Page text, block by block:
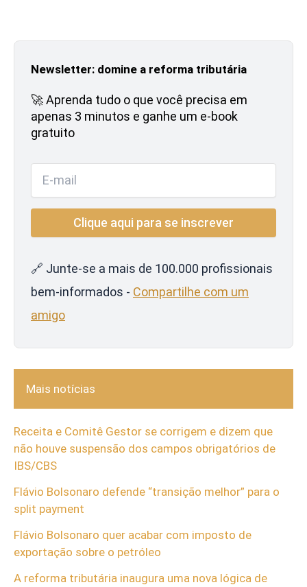
Newsletter: domine a reforma tributária
🚀 Aprenda tudo o que você precisa em
apenas 3 minutos e ganhe um e-book
gratuito
🔗 Junte-se a mais de 100.000 profissionais
bem-informados - Compartilhe com um
amigo
Mais notícias
Receita e Comitê Gestor se corrigem e dizem que
não houve suspensão dos campos obrigatórios de
IBS/CBS
Flávio Bolsonaro defende “transição melhor” para o
split payment
Flávio Bolsonaro quer acabar com imposto de
exportação sobre o petróleo
A reforma tributária inaugura uma nova lógica de